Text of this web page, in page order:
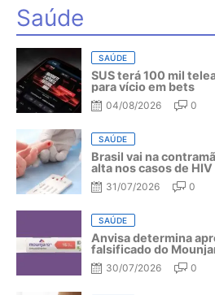
Saúde
SAÚDE
SUS terá 100 mil
para vício em bets
04/08/2026 0
SAÚDE
Brasil vai na
alta nos casos de HIV
31/07/2026 0
SAÚDE
Anvisa determina
falsificado do
riscos do
30/07/2026 0